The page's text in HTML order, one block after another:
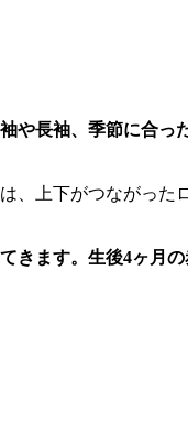
や長袖、季節に合っ
、上下がつながった
きます。生後4ヶ月